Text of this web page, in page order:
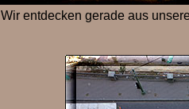
Wir entdecken gerade aus